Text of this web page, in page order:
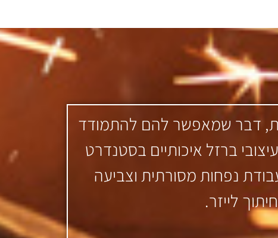
דבר שמאפשר להם להתמודד
ברזל איכותיים בסטנדרט
נפחות מסורתית וצביעה
לייזר.